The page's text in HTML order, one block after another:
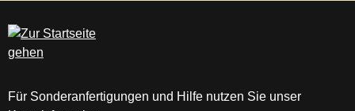
Für Sonderanfertigungen und Hilfe nutzen Sie unser